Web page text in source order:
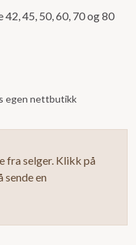
45, 50, 60, 70 og 80
egen nettbutikk
fra selger. Klikk på
en